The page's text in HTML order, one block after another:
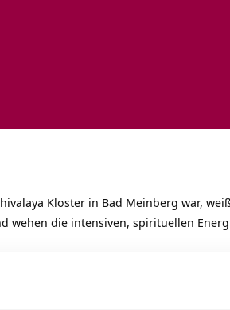
Kloster in Bad Meinberg war,
wehen die intensiven, spirituellen